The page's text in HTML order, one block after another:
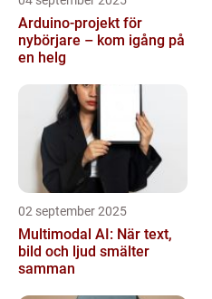
Arduino-projekt för
nybörjare – kom igång på
en helg
02 september 2025
Multimodal AI: När text,
bild och ljud smälter
samman